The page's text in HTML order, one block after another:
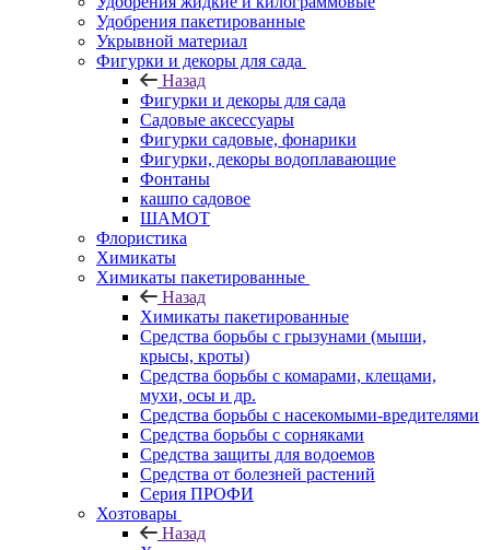
Удобрения пакетированные
Укрывной материал
Фигурки и декоры для сада
Назад
Фигурки и декоры для сада
Садовые аксессуары
Фигурки садовые, фонарики
Фигурки, декоры водоплавающие
Фонтаны
кашпо садовое
ШАМОТ
Флористика
Химикаты
Химикаты пакетированные
Назад
Химикаты пакетированные
Средства борьбы с грызунами (мыши,
крысы, кроты)
Средства борьбы с комарами, клещами,
мухи, осы и др.
Средства борьбы с насекомыми-вредителями
Средства борьбы с сорняками
Средства защиты для водоемов
Средства от болезней растений
Серия ПРОФИ
Хозтовары
Назад